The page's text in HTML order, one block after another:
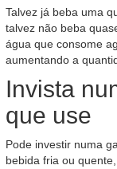
Talvez já beba uma
talvez não beba
água que consome
aumentando a
Invista
que use
Pode investir numa
bebida fria ou